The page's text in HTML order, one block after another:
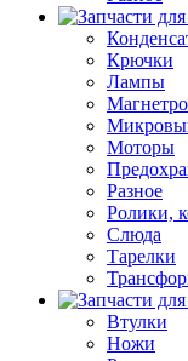
Крючки
Лампы
Моторы
Разное
Ролики,
Слюда
Тарелки
Втулки
Ножи